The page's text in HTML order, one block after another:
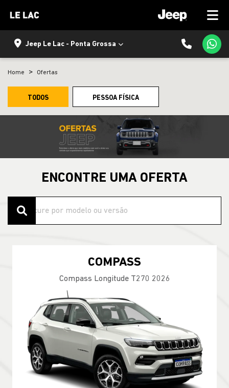
Jeep Le Lac - Ponta Grossa
Home Ofertas
TODOS PESSOA FÍSICA
ENCONTRE UMA OFERTA
COMPASS
Compass Longitude T270 2026